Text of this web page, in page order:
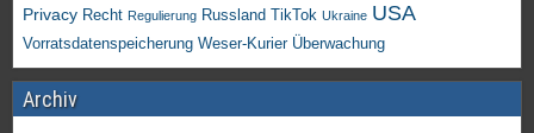
Privacy Recht Regulierung Russland TikTok Ukraine USA
Vorratsdatenspeicherung Weser-Kurier Überwachung
Archiv